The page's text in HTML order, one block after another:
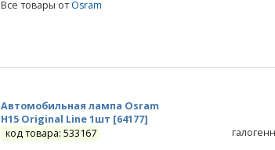
Все товары отOsram
Автомобильная лампа Osram
H15 Original Line 1шт [64177]
код товара: 533167